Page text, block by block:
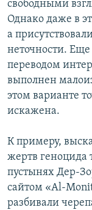
свободными
Однако даже в
а
неточности.
переводом
выполнен
этом варианте
искажена.
К примеру,
жертв геноцида
пустынях Дер-
сайтом «Al-
разбивали